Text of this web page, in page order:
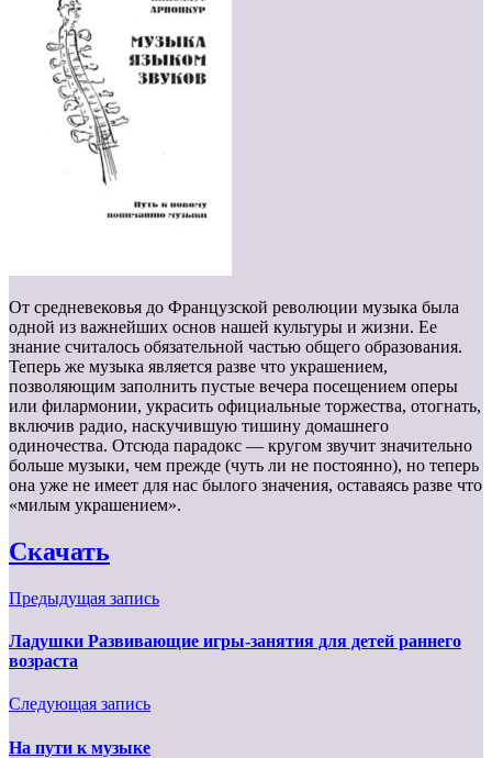
От средневековья до Французской революции музыка была
одной из важнейших основ нашей культуры и жизни. Ее
знание считалось обязательной частью общего образования.
Теперь же музыка является разве что украшением,
позволяющим заполнить пустые вечера посещением оперы
или филармонии, украсить официальные торжества, отогнать,
включив радио, наскучившую тишину домашнего
одиночества. Отсюда парадокс — кругом звучит значительно
больше музыки, чем прежде (чуть ли не постоянно), но теперь
она уже не имеет для нас былого значения, оставаясь разве что
«милым украшением».
Скачать
Предыдущая запись
Ладушки Развивающие игры-занятия для детей раннего
возраста
Следующая запись
На пути к музыке